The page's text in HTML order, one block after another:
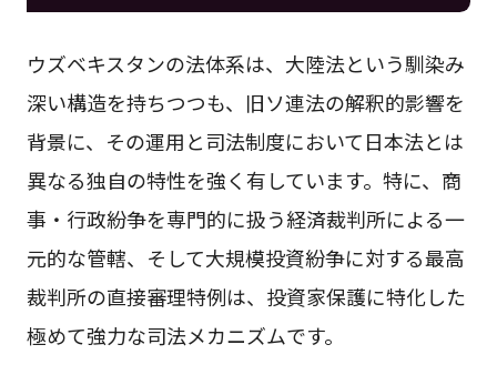
ウズベキスタンの法体系は、大陸法という馴染み
深い構造を持ちつつも、旧ソ連法の解釈的影響を
背景に、その運用と司法制度において日本法とは
異なる独自の特性を強く有しています。特に、商
事・行政紛争を専門的に扱う経済裁判所による一
元的な管轄、そして大規模投資紛争に対する最高
裁判所の直接審理特例は、投資家保護に特化した
極めて強力な司法メカニズムです。